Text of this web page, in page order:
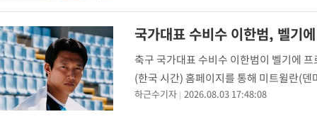
3시간 전 >[속보]종합특검, 대검 추가 압수수색…내란 중요임무종사 혐의
4시간 전 >[속보]코스닥, 800p 회복…0.26% 오른 801.67 마감
4시간 전 >[속보]코스피, 301.88포인트(4.58%) 내린 6296.38 마감
4시간 전 >[속보]원·달러 환율, 0.7원 내린 1423.8원 마감
5시간 전 >"여기 떨어졌다"…다누리, 스페이스X 로켓 달 충돌 흔적 포착
5시간 전 >손흥민, 5경기 연속골 실패…LAFC는 승부차기 끝 과달라하라 격파
국가대표 수비수 이한범, 벨기
축구 국가대표 수비수 이한범이 벨기에
(한국 시간) 홈페이지를 통해 미트윌란(
년 계약을 체결했으며, 등번호 3번을 착
하근수기자 2026.08.03 17:48:08